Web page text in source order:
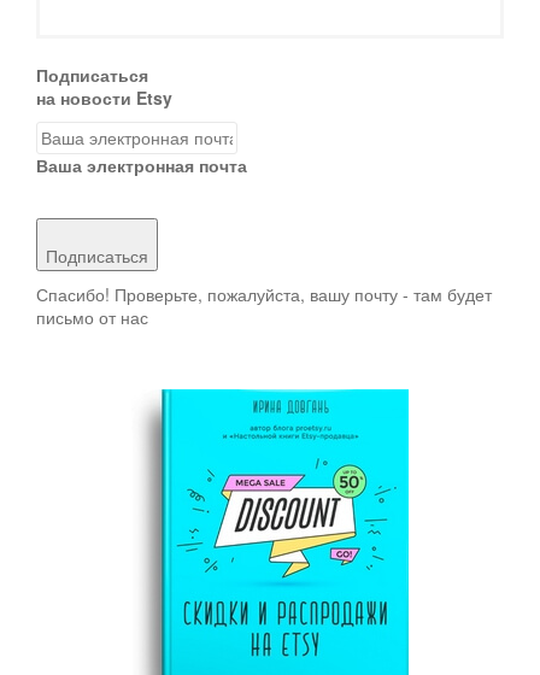
Подписаться
на новости Etsy
Ваша электронная почта
Подписаться
Спасибо! Проверьте, пожалуйста, вашу почту - там будет
письмо от нас